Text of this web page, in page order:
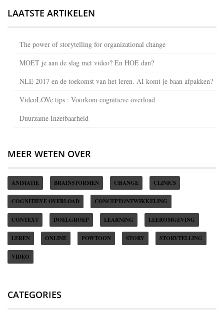
LAATSTE ARTIKELEN
The power of storytelling for organizational change
MOET je aan de slag met video? En HOE dan?
NLE 2017 en de toekomst van het leren. AI komt je baan afpakken?
VideoLOVe tips : Voorkom cognitieve overload
Duurzame Inzetbaarheid
MEER WETEN OVER
ANIMATIE BRAINSTORMEN CHANGE CLINICS
COGNITIEVE OVERLOAD CONCEPTONTWIKKELING
CONTEXT DOELGROEP LEARNING LEEROMGEVING
LEREN ONLINE POWTOON STORY STORYTELLING
VIDEO
CATEGORIES